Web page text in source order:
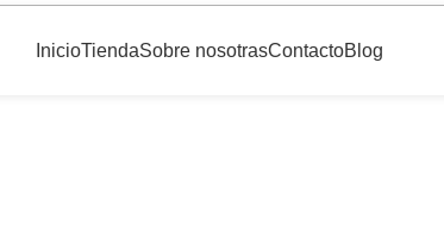
InicioTiendaSobre nosotrasContactoBlog